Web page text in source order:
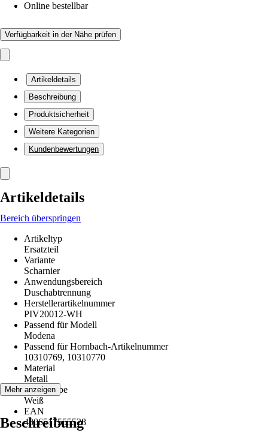
Online bestellbar
Verfügbarkeit in der Nähe prüfen
Artikeldetails
Beschreibung
Produktsicherheit
Weitere Kategorien
Kundenbewertungen
Artikeldetails
Bereich überspringen
Artikeltyp
Ersatzteil
Variante
Scharnier
Anwendungsbereich
Duschabtrennung
Herstellerartikelnummer
PIV20012-WH
Passend für Modell
Modena
Passend für Hornbach-Artikelnummer
10310769, 10310770
Material
Metall
Grundfarbe
Weiß
EAN
4306517555528
Mehr anzeigen
Beschreibung